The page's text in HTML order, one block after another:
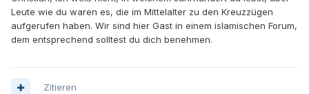
Leute wie du waren es, die im Mittelalter zu den Kreuzzügen
aufgerufen haben. Wir sind hier Gast in einem islamischen Forum,
dem entsprechend solltest du dich benehmen.
Zitieren